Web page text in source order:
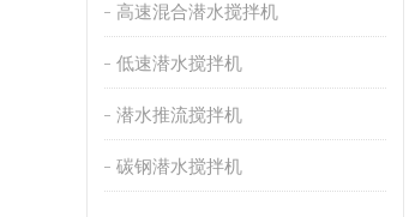
高速混合潜水搅拌机
低速潜水搅拌机
潜水推流搅拌机
碳钢潜水搅拌机